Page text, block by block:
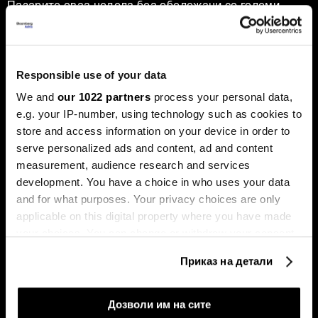
Responsible use of your data
We and our 1022 partners process your personal data,
e.g. your IP-number, using technology such as cookies to
store and access information on your device in order to
serve personalized ads and content, ad and content
measurement, audience research and services
development. You have a choice in who uses your data
and for what purposes. Your privacy choices are only
applicable on this digital property where you have made
If you allow, we would also like to:
Приказ на детали
Дозволи им на сите
Пазарите оваа недела беа обележани со големи
прашања. Технолошкиот гигант „Енвидија“ ја проби
границата на пазарна капитализација од пет билиони
долари, поттикнувајќи дебати за нов балон, додека
корекција.
Милеи има 99 проблеми, ама
Судот го запре отпуштањето
надмина три трилиони